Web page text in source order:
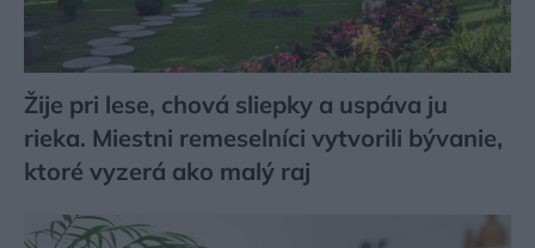
Žije pri lese, chová sliepky a uspáva ju
rieka. Miestni remeselníci vytvorili bývanie,
ktoré vyzerá ako malý raj